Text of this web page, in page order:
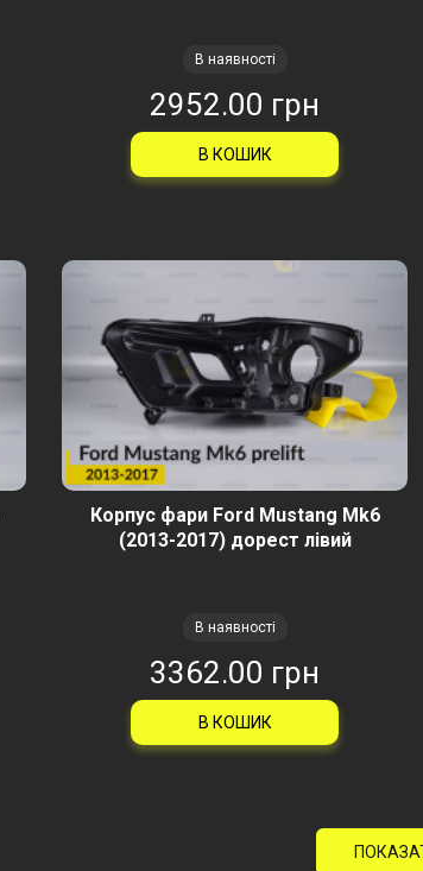
В наявності
2952.00 грн
В КОШИК
Корпус фари Ford Mustang Mk6
(2013-2017) дорест лівий
В наявності
3362.00 грн
В КОШИК